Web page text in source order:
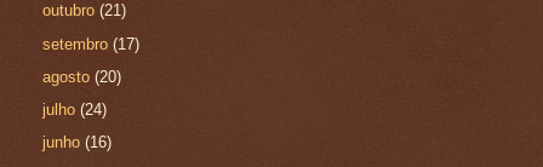
outubro(21)
setembro(17)
agosto(20)
julho(24)
junho(16)